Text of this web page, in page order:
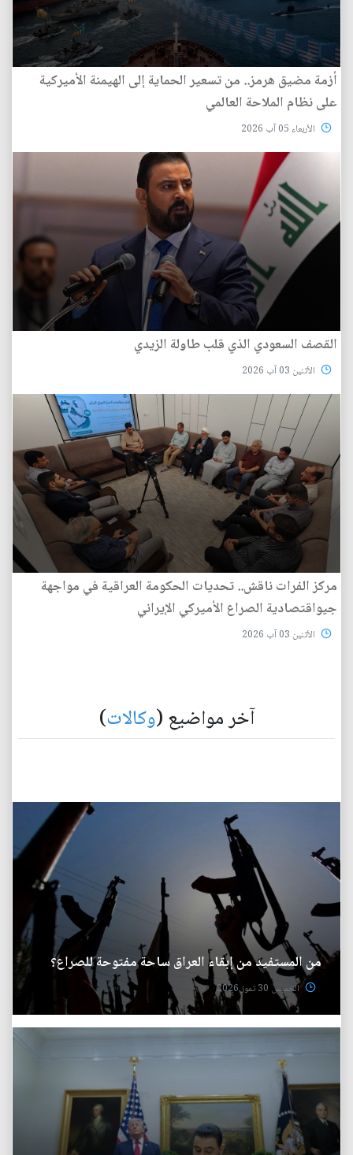
أزمة مضيق هرمز.. من تسعير الحماية إلى الهيمنة الأميركية
على نظام الملاحة العالمي
الأربعاء 05 آب 2026
القصف السعودي الذي قلب طاولة الزيدي
الأثنين 03 آب 2026
مركز الفرات ناقش.. تحديات الحكومة العراقية في مواجهة
جيواقتصادية الصراع الأميركي الإيراني
الأثنين 03 آب 2026
آخر مواضيع (وكالات)
من المستفيد من إبقاء العراق ساحة مفتوحة للصراع؟
الخميس 30 تموز 2026